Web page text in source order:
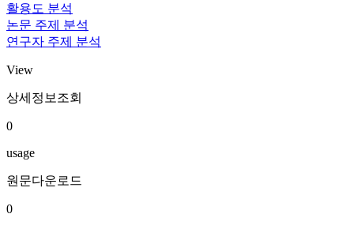
활용도 분석
논문 주제 분석
연구자 주제 분석
View
상세정보조회
0
usage
원문다운로드
0